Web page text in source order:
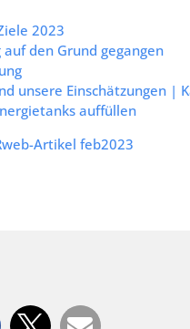
2023
den Grund gegangen
unsere Einschätzungen |
auffüllen
Artikel feb2023